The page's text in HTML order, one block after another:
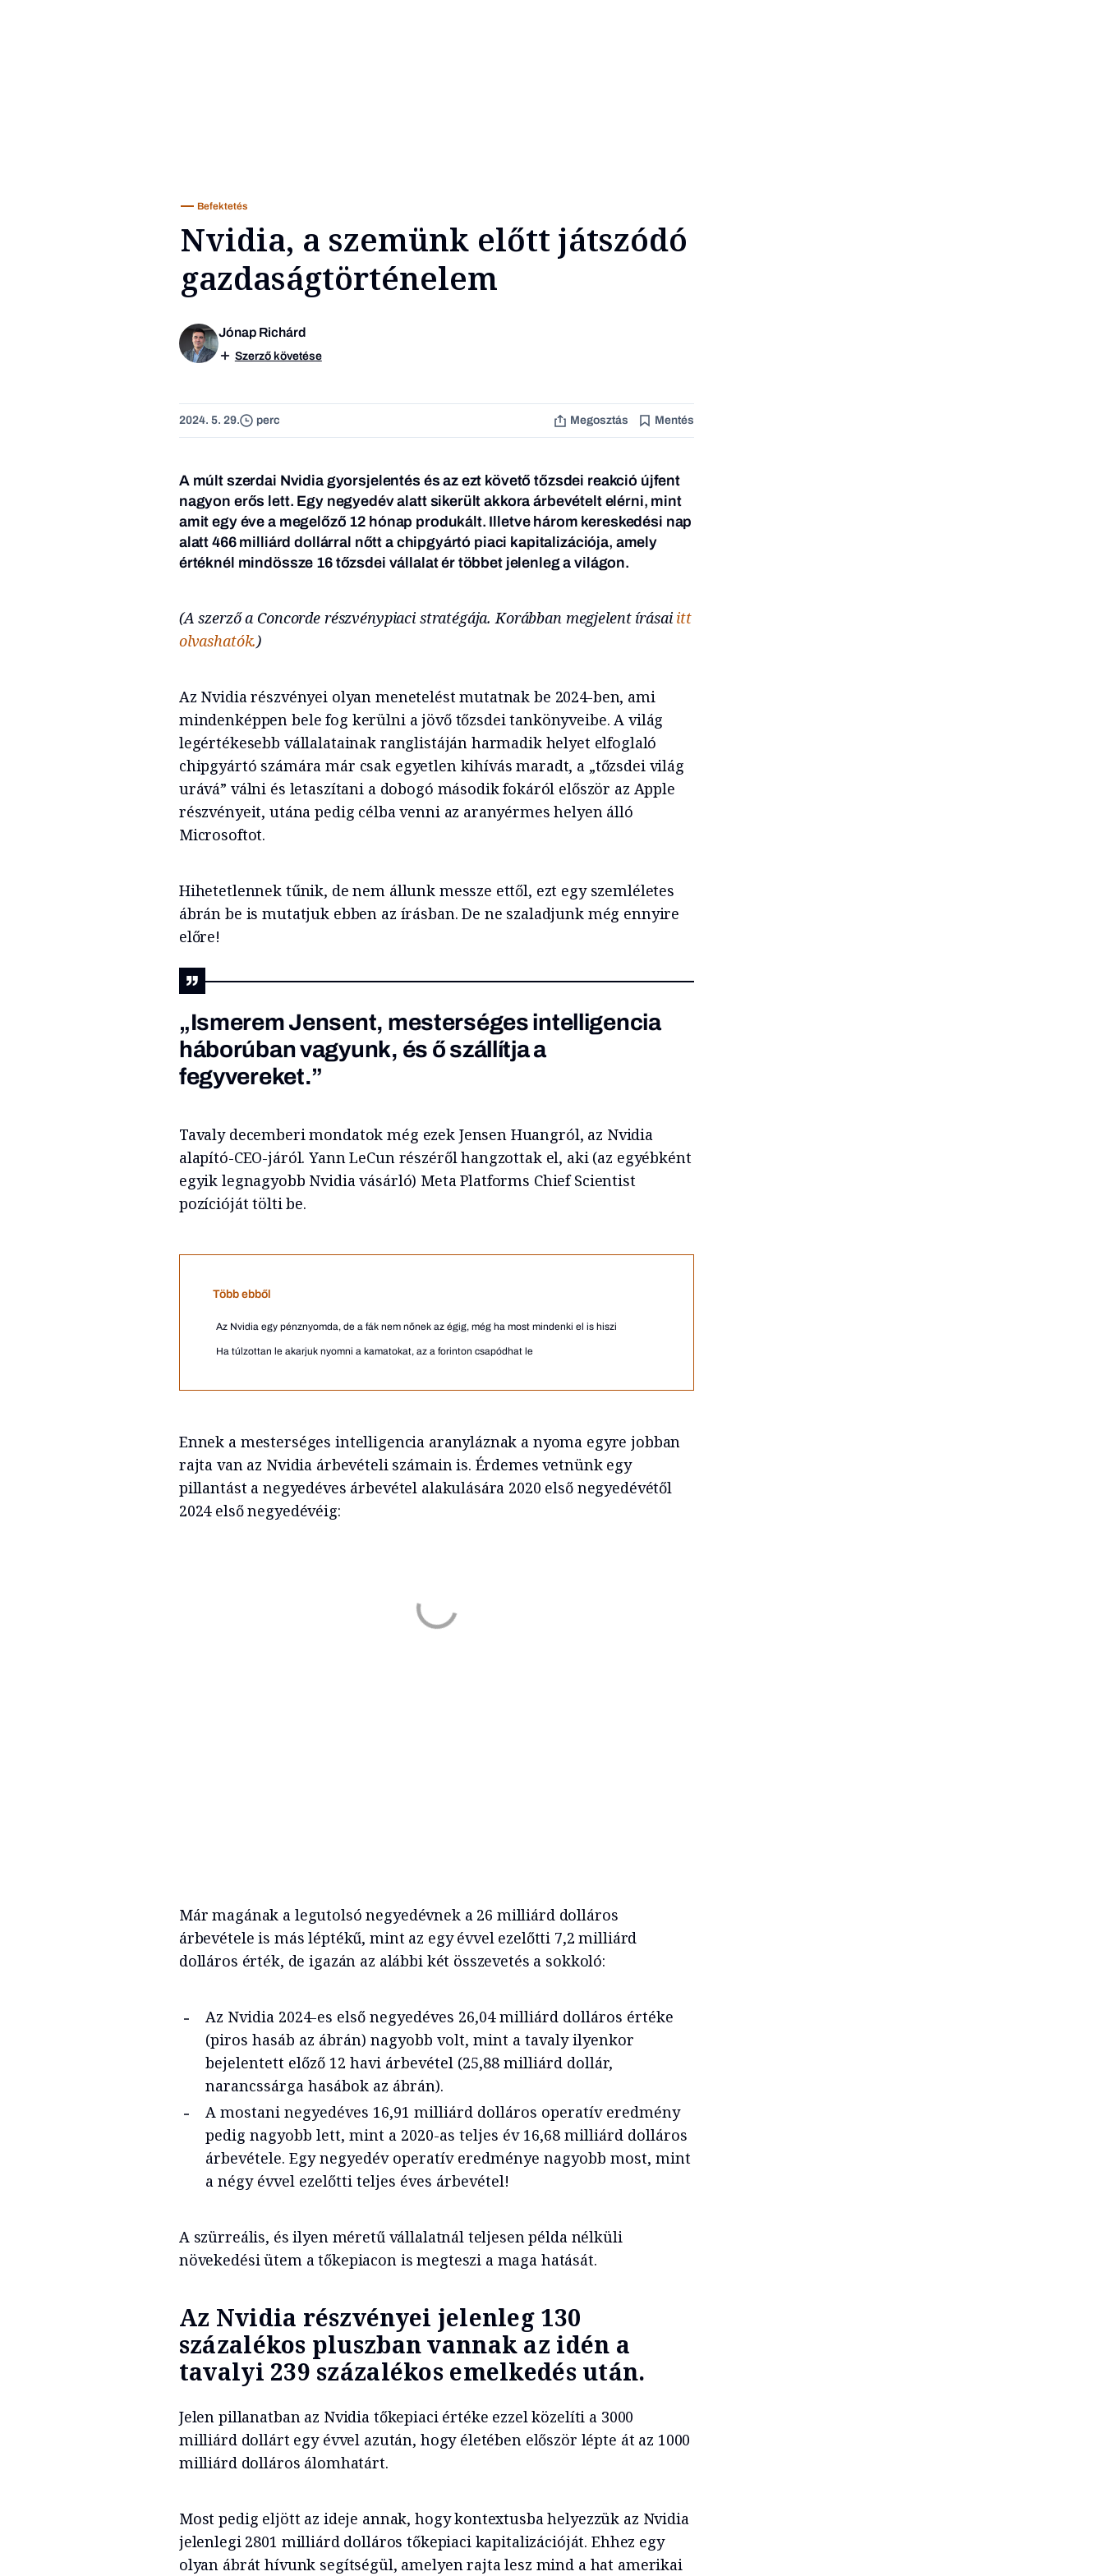
Befektetés
Nvidia, a szemünk előtt játszódó
gazdaságtörténelem
Jónap Richárd
Szerző követése
2024. 5. 29. perc Megosztás Mentés
A múlt szerdai Nvidia gyorsjelentés és az ezt követő tőzsdei reakció újfent
nagyon erős lett. Egy negyedév alatt sikerült akkora árbevételt elérni, mint
amit egy éve a megelőző 12 hónap produkált. Illetve három kereskedési nap
alatt 466 milliárd dollárral nőtt a chipgyártó piaci kapitalizációja, amely
értéknél mindössze 16 tőzsdei vállalat ér többet jelenleg a világon.
(A szerző a Concorde részvénypiaci stratégája. Korábban megjelent írásai itt
olvashatók.)
Az Nvidia részvényei olyan menetelést mutatnak be 2024-ben, ami
mindenképpen bele fog kerülni a jövő tőzsdei tankönyveibe. A világ
legértékesebb vállalatainak ranglistáján harmadik helyet elfoglaló
chipgyártó számára már csak egyetlen kihívás maradt, a „tőzsdei világ
urává” válni és letaszítani a dobogó második fokáról először az Apple
részvényeit, utána pedig célba venni az aranyérmes helyen álló
Microsoftot.
Hihetetlennek tűnik, de nem állunk messze ettől, ezt egy szemléletes
ábrán be is mutatjuk ebben az írásban. De ne szaladjunk még ennyire
előre!
„Ismerem Jensent, mesterséges intelligencia
háborúban vagyunk, és ő szállítja a
fegyvereket.”
Tavaly decemberi mondatok még ezek Jensen Huangról, az Nvidia
alapító-CEO-járól. Yann LeCun részéről hangzottak el, aki (az egyébként
egyik legnagyobb Nvidia vásárló) Meta Platforms Chief Scientist
pozícióját tölti be.
Több ebből
Az Nvidia egy pénznyomda, de a fák nem nőnek az égig, még ha most mindenki el is hiszi
Ha túlzottan le akarjuk nyomni a kamatokat, az a forinton csapódhat le
Ennek a mesterséges intelligencia aranyláznak a nyoma egyre jobban
rajta van az Nvidia árbevételi számain is. Érdemes vetnünk egy
pillantást a negyedéves árbevétel alakulására 2020 első negyedévétől
2024 első negyedévéig:
Már magának a legutolsó negyedévnek a 26 milliárd dolláros
árbevétele is más léptékű, mint az egy évvel ezelőtti 7,2 milliárd
dolláros érték, de igazán az alábbi két összevetés a sokkoló:
Az Nvidia 2024-es első negyedéves 26,04 milliárd dolláros értéke
(piros hasáb az ábrán) nagyobb volt, mint a tavaly ilyenkor
bejelentett előző 12 havi árbevétel (25,88 milliárd dollár,
narancssárga hasábok az ábrán).
A mostani negyedéves 16,91 milliárd dolláros operatív eredmény
pedig nagyobb lett, mint a 2020-as teljes év 16,68 milliárd dolláros
árbevétele. Egy negyedév operatív eredménye nagyobb most, mint
a négy évvel ezelőtti teljes éves árbevétel!
A szürreális, és ilyen méretű vállalatnál teljesen példa nélküli
növekedési ütem a tőkepiacon is megteszi a maga hatását.
Az Nvidia részvényei jelenleg 130
százalékos pluszban vannak az idén a
tavalyi 239 százalékos emelkedés után.
Jelen pillanatban az Nvidia tőkepiaci értéke ezzel közelíti a 3000
milliárd dollárt egy évvel azután, hogy életében először lépte át az 1000
milliárd dolláros álomhatárt.
Most pedig eljött az ideje annak, hogy kontextusba helyezzük az Nvidia
jelenlegi 2801 milliárd dolláros tőkepiaci kapitalizációját. Ehhez egy
olyan ábrát hívunk segítségül, amelyen rajta lesz mind a hat amerikai